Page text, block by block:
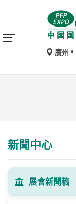
廣州
新聞中心
展會新聞稿